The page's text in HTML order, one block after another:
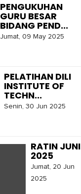
PENGUKUHAN
GURU BESAR
BIDANG PEND...
Jumat, 09 May 2025
PELATIHAN DILI
INSTITUTE OF
TECHN...
Senin, 30 Jun 2025
RATIN JUNI
2025
Jumat, 20 Jun
2025